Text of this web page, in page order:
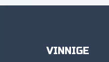
VINNIGE